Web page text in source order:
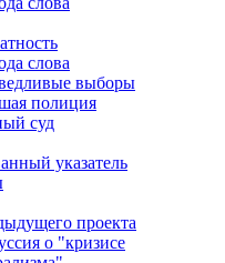
слова
выборы
полиция
суд
указатель
проекта
о "кризисе